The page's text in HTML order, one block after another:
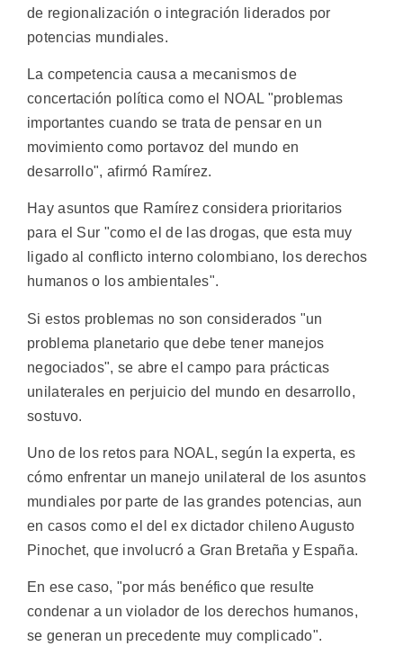
de regionalización o integración liderados por
potencias mundiales.
La competencia causa a mecanismos de
concertación política como el NOAL "problemas
importantes cuando se trata de pensar en un
movimiento como portavoz del mundo en
desarrollo", afirmó Ramírez.
Hay asuntos que Ramírez considera prioritarios
para el Sur "como el de las drogas, que esta muy
ligado al conflicto interno colombiano, los derechos
humanos o los ambientales".
Si estos problemas no son considerados "un
problema planetario que debe tener manejos
negociados", se abre el campo para prácticas
unilaterales en perjuicio del mundo en desarrollo,
sostuvo.
Uno de los retos para NOAL, según la experta, es
cómo enfrentar un manejo unilateral de los asuntos
mundiales por parte de las grandes potencias, aun
en casos como el del ex dictador chileno Augusto
Pinochet, que involucró a Gran Bretaña y España.
En ese caso, "por más benéfico que resulte
condenar a un violador de los derechos humanos,
se generan un precedente muy complicado".